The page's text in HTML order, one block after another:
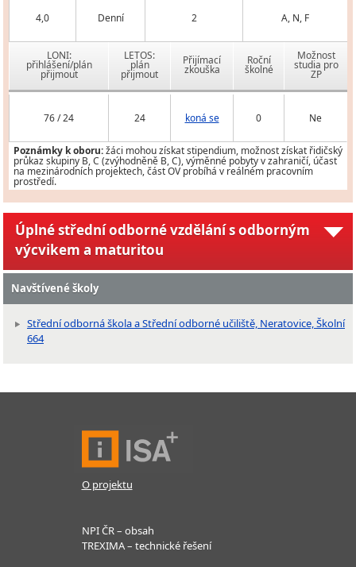
4,0 Denní 2 A, N, F
LONI:
přihlášení/plán
přijmout
LETOS:
plán
přijmout
Přijímací
zkouška
Roční
školné
Možnost
studia pro
ZP
76 / 24 24 koná se 0 Ne
Poznámky k oboru:žáci mohou získat stipendium, možnost získat řidičský
průkaz skupiny B, C (zvýhodněně B, C), výměnné pobyty v zahraničí, účast
na mezinárodních projektech, část OV probíhá v reálném pracovním
prostředí.
Úplné střední odborné vzdělání s odborným
výcvikem a maturitou
Navštívené školy
Střední odborná škola a Střední odborné učiliště, Neratovice, Školní
664
O projektu
NPI ČR – obsah
TREXIMA – technické řešení